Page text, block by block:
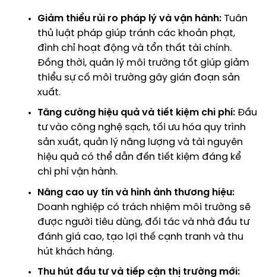
Giảm thiểu rủi ro pháp lý và vận hành: Tuân
thủ luật pháp giúp tránh các khoản phạt,
đình chỉ hoạt động và tổn thất tài chính.
Đồng thời, quản lý môi trường tốt giúp giảm
thiểu sự cố môi trường gây gián đoạn sản
xuất.
Tăng cường hiệu quả và tiết kiệm chi phí: Đầu
tư vào công nghệ sạch, tối ưu hóa quy trình
sản xuất, quản lý năng lượng và tài nguyên
hiệu quả có thể dẫn đến tiết kiệm đáng kể
chi phí vận hành.
Nâng cao uy tín và hình ảnh thương hiệu:
Doanh nghiệp có trách nhiệm môi trường sẽ
được người tiêu dùng, đối tác và nhà đầu tư
đánh giá cao, tạo lợi thế cạnh tranh và thu
hút khách hàng.
Thu hút đầu tư và tiếp cận thị trường mới: